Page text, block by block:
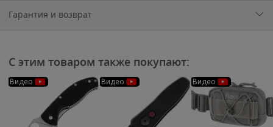
Гарантия и возврат
С этим товаром также покупают:
Видео Видео Видео